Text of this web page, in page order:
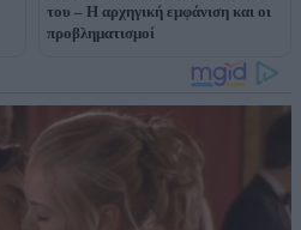
του – Η αρχηγική εμφάνιση και οι
προβληματισμοί